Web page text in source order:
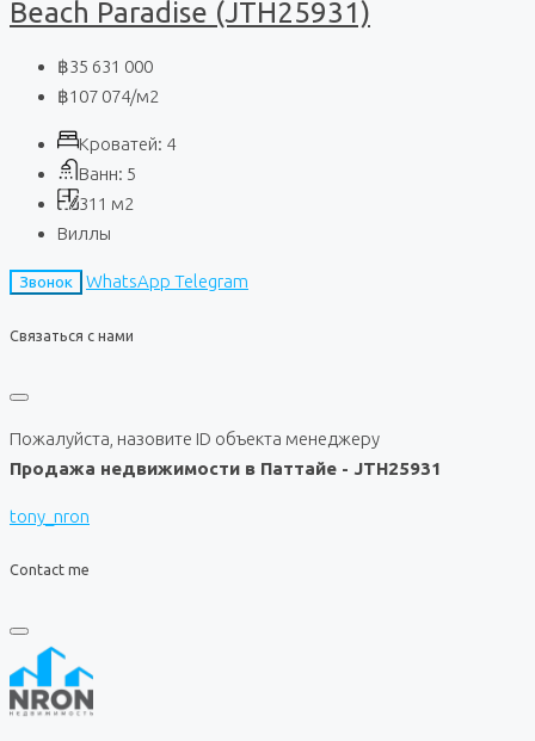
Beach Paradise (JTH25931)
฿35 631 000
฿107 074/м2
Кроватей: 4
Ванн: 5
311 м2
Виллы
Звонок WhatsApp Telegram
Связаться с нами
Пожалуйста, назовите ID объекта менеджеру
Продажа недвижимости в Паттайе - JTH25931
tony_nron
Contact me